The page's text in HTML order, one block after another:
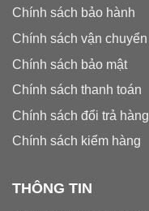
Chính sách bảo hành
Chính sách vận chuyển
Chính sách bảo mật
Chính sách thanh toán
Chính sách đổi trả hàng
Chính sách kiểm hàng
THÔNG TIN